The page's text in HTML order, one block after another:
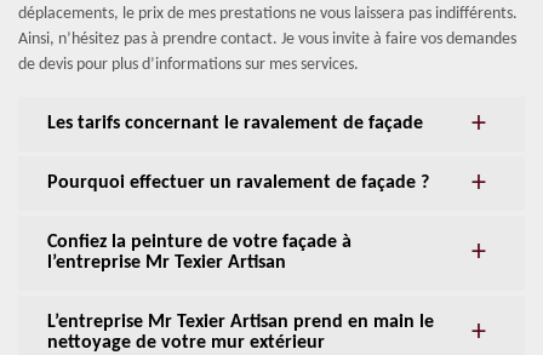
déplacements, le prix de mes prestations ne vous laissera pas indifférents.
Ainsi, n’hésitez pas à prendre contact. Je vous invite à faire vos demandes
de devis pour plus d’informations sur mes services.
Les tarifs concernant le ravalement de façade
Pourquoi effectuer un ravalement de façade ?
Confiez la peinture de votre façade à
l’entreprise Mr Texier Artisan
L’entreprise Mr Texier Artisan prend en main le
nettoyage de votre mur extérieur